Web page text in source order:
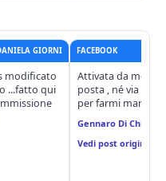
GIORNI
modificato
...fatto qui
FACEBOOK
Attivata da mesi ,
posta , né via mail
per farmi
Gennaro Di Chiaro
Vedi post originale